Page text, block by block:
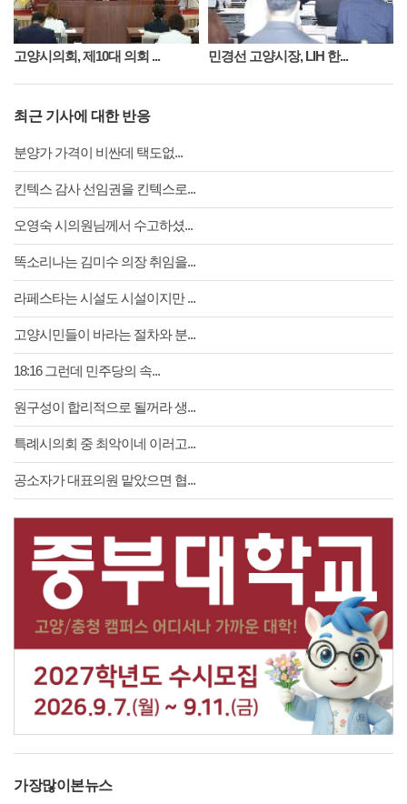
고양시의회, 제10대 의회 ... 민경선 고양시장, LIH 한...
최근 기사에 대한 반응
분양가 가격이 비싼데 택도없...
킨텍스 감사 선임권을 킨텍스로...
오영숙 시의원님께서 수고하셨...
똑소리나는 김미수 의장 취임을...
라페스타는 시설도 시설이지만 ...
고양시민들이 바라는 절차와 분...
18:16 그런데 민주당의 속...
원구성이 합리적으로 될꺼라 생...
특례시의회 중 최악이네 이러고...
공소자가 대표의원 맡았으면 협...
가장많이본뉴스